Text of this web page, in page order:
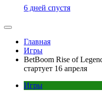
6 дней спустя
Главная
Игры
BetBoom Rise of
стартует 16 апреля
Игры